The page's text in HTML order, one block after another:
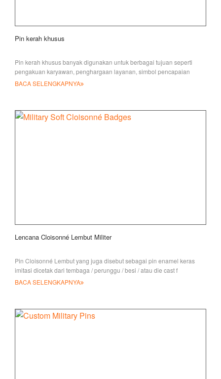
Pin kerah khusus
Pin kerah khusus banyak digunakan untuk berbagai tujuan seperti
pengakuan karyawan, penghargaan layanan, simbol pencapaian
BACA SELENGKAPNYA
Lencana Cloisonné Lembut Militer
Pin Cloisonné Lembut yang juga disebut sebagai pin enamel keras
imitasi dicetak dari tembaga / perunggu / besi / atau die cast f
BACA SELENGKAPNYA